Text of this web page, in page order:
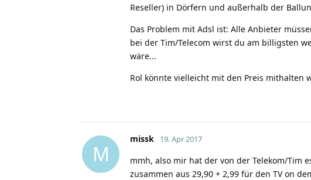
Reseller) in Dörfern und außerhalb der
Das Problem mit Adsl ist: Alle Anbieter
bei der Tim/Telecom wirst du am billigsten
wäre...
Rol könnte vielleicht mit den Preis mithalten
M
missk 19. Apr 2017
mmh, also mir hat der von der Telekom/Tim
zusammen aus 29,90 + 2,99 für den TV on